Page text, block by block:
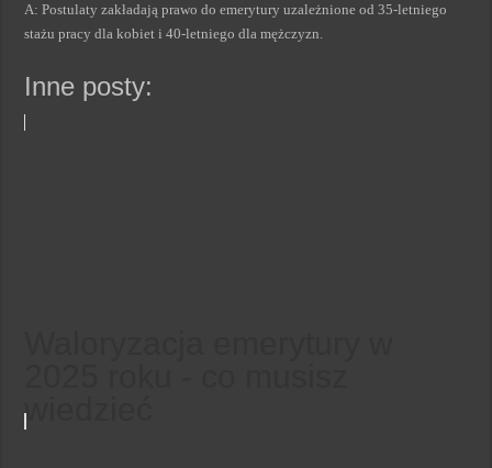
A: Postulaty zakładają prawo do emerytury uzależnione od 35-letniego
stażu pracy dla kobiet i 40-letniego dla mężczyzn.
Inne posty:
wiedzieć